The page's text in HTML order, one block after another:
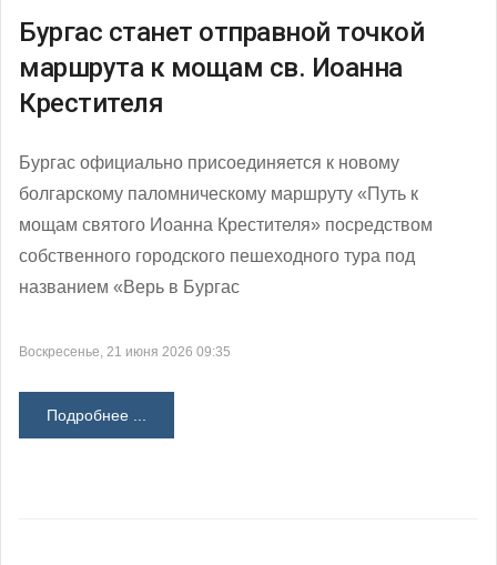
Бургас станет отправной точкой
маршрута к мощам св. Иоанна
Крестителя
Бургас официально присоединяется к новому
болгарскому паломническому маршруту «Путь к
мощам святого Иоанна Крестителя» посредством
собственного городского пешеходного тура под
названием «Верь в Бургас
Воскресенье, 21 июня 2026 09:35
Подробнее ...